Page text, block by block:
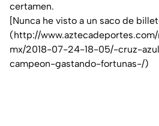
certamen.
[Nunca he visto a un saco de
(http://
mx/2018-07-24-18-05/-cruz-
campeon-gastando-fortunas-/)